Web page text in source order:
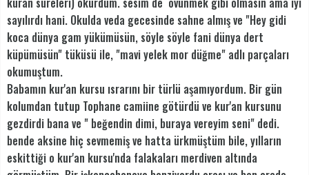
sayılırdı hani. Okulda veda gecesinde sahne almış ve "Hey gidi
koca dünya gam yükümüsün, söyle söyle fani dünya dert
küpümüsün" tüküsü ile, "mavi yelek mor düğme" adlı parçaları
okumuştum.
Babamın kur'an kursu ısrarını bir türlü aşamıyordum. Bir gün
kolumdan tutup Tophane camiine götürdü ve kur'an kursunu
gezdirdi bana ve " beğendin dimi, buraya vereyim seni" dedi.
bende aksine hiç sevmemiş ve hatta ürkmüştüm bile, yılların
eskittiği o kur'an kursu'nda falakaları merdiven altında